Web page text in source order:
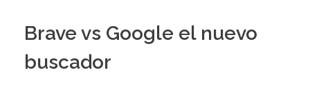
Brave vs Google el nuevo
buscador